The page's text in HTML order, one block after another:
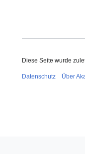
Diese Seite wurde
Datenschutz Über